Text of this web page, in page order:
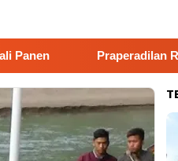
Praperadilan Raudi Akmal